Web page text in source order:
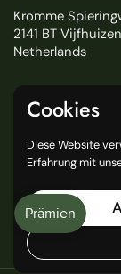
Kromme
2141 BT Vijfhuizen
Netherlands
Service
Über uns
Unsere Geschäfte
General Terms
Cookies
Diese Website
Erfahrung mit